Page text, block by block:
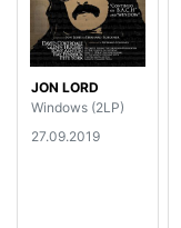
JON LORD
Windows (2LP)
27.09.2019